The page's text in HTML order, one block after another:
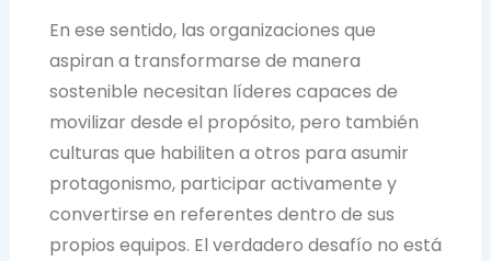
En ese sentido, las organizaciones que
aspiran a transformarse de manera
sostenible necesitan líderes capaces de
movilizar desde el propósito, pero también
culturas que habiliten a otros para asumir
protagonismo, participar activamente y
convertirse en referentes dentro de sus
propios equipos. El verdadero desafío no está